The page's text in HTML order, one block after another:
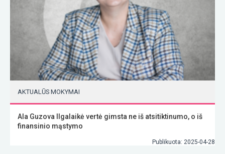
AKTUALŪS MOKYMAI
Ala Guzova Ilgalaikė vertė gimsta ne iš atsitiktinumo, o iš
finansinio mąstymo
Publikuota: 2025-04-28